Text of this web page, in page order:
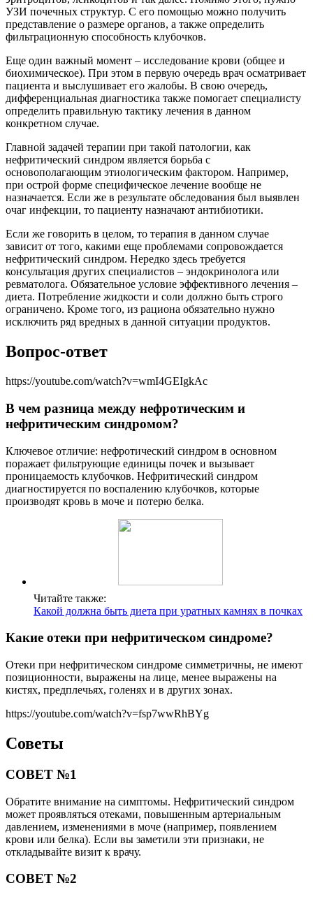
УЗИ почечных структур. С его помощью можно получить
представление о размере органов, а также определить
фильтрационную способность клубочков.
Еще один важный момент – исследование крови (общее и
биохимическое). При этом в первую очередь врач осматривает
пациента и выслушивает его жалобы. В свою очередь,
дифференциальная диагностика также помогает специалисту
определить правильную тактику лечения в данном
конкретном случае.
Главной задачей терапии при такой патологии, как
нефритический синдром является борьба с
основополагающим этиологическим фактором. Например,
при острой форме специфическое лечение вообще не
назначается. Если же в результате обследования был выявлен
очаг инфекции, то пациенту назначают антибиотики.
Если же говорить в целом, то терапия в данном случае
зависит от того, какими еще проблемами сопровождается
нефритический синдром. Нередко здесь требуется
консультация других специалистов – эндокринолога или
ревматолога. Обязательное условие эффективного лечения –
диета. Потребление жидкости и соли должно быть строго
ограничено. Кроме того, из рациона обязательно нужно
исключить ряд вредных в данной ситуации продуктов.
Вопрос-ответ
https://youtube.com/watch?v=wmI4GEIgkAc
В чем разница между нефротическим и
нефритическим синдромом?
Ключевое отличие: нефротический синдром в основном
поражает фильтрующие единицы почек и вызывает
проницаемость клубочков. Нефритический синдром
диагностируется по воспалению клубочков, которые
производят кровь в моче и потерю белка.
Читайте также:
Какой должна быть диета при уратных камнях в почках
Какие отеки при нефритическом синдроме?
Отеки при нефритическом синдроме симметричны, не имеют
позиционности, выражены на лице, менее выражены на
кистях, предплечьях, голенях и в других зонах.
https://youtube.com/watch?v=fsp7wwRhBYg
Советы
СОВЕТ №1
Обратите внимание на симптомы. Нефритический синдром
может проявляться отеками, повышенным артериальным
давлением, изменениями в моче (например, появлением
крови или белка). Если вы заметили эти признаки, не
откладывайте визит к врачу.
СОВЕТ №2